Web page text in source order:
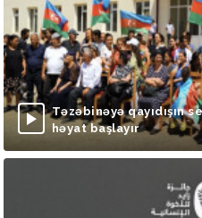
Təzəbinəyə qayıdışın
həyat başlayır